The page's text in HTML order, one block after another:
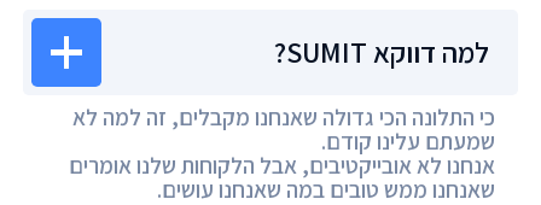
למה דווקא SUMIT?
כי התלונה הכי גדולה שאנחנו מקבלים, זה למה לא
שמעתם עלינו קודם.
אנחנו לא אובייקטיבים, אבל הלקוחות שלנו אומרים
שאנחנו ממש טובים במה שאנחנו עושים.